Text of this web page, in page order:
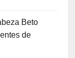
Beto
de